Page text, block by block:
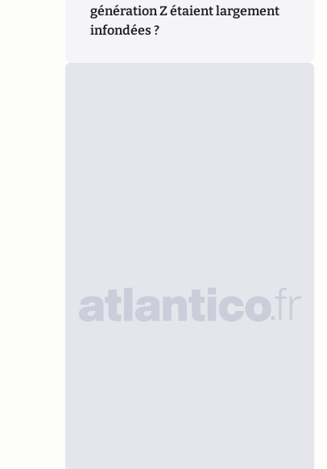
génération Z étaient largement
infondées ?